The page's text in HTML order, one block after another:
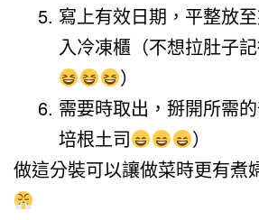
寫上有效日期，平整放
入冷凍櫃（不想拉肚子
）
需要時取出，掰開所需
培根土司
）
做這分裝可以讓做菜時更有煮